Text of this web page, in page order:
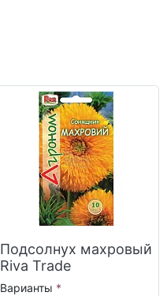
Подсолнух махровый
Riva Trade
Варианты